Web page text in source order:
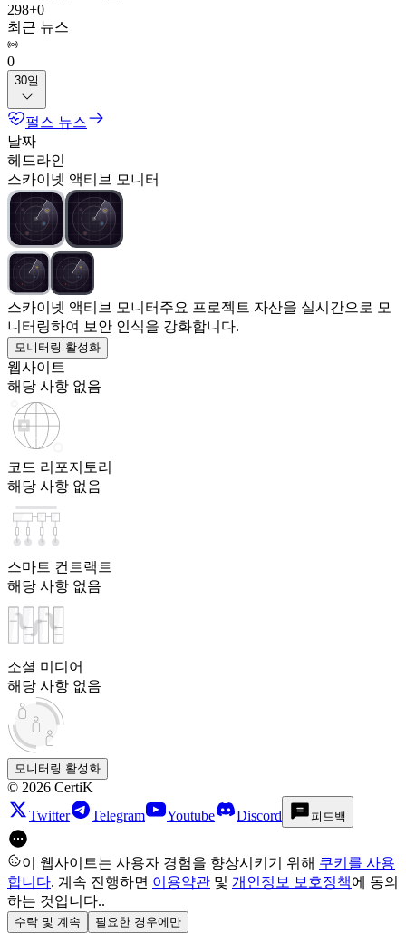
298+0
최근 뉴스
0
30일
펄스 뉴스
날짜
헤드라인
스카이넷 액티브 모니터
스카이넷 액티브 모니터 주요 프로젝트 자산을 실시간으로 모
니터링하여 보안 인식을 강화합니다.
모니터링 활성화
웹사이트
해당 사항 없음
코드 리포지토리
해당 사항 없음
스마트 컨트랙트
해당 사항 없음
소셜 미디어
해당 사항 없음
모니터링 활성화
© 2026 CertiK
Twitter
Telegram Youtube Discord 피드백
이 웹사이트는 사용자 경험을 향상시키기 위해 쿠키를 사용
합니다. 계속 진행하면 이용약관 및 개인정보 보호정책에 동의
하는 것입니다..
수락 및 계속 필요한 경우에만